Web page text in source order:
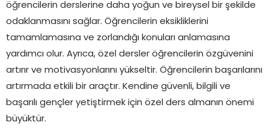
öğrencilerin derslerine daha yoğun ve bireysel bir şekilde
odaklanmasını sağlar. Öğrencilerin eksikliklerini
tamamlamasına ve zorlandığı konuları anlamasına
yardımcı olur. Ayrıca, özel dersler öğrencilerin özgüvenini
artırır ve motivasyonlarını yükseltir. Öğrencilerin başarılarını
artırmada etkili bir araçtır. Kendine güvenli, bilgili ve
başarılı gençler yetiştirmek için özel ders almanın önemi
büyüktür.